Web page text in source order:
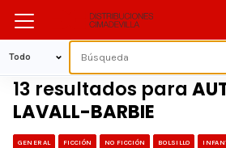
13 resultados para
LAVALL-BARBIE
GENERAL FICCIÓN NO FICCIÓN BOLSILLO